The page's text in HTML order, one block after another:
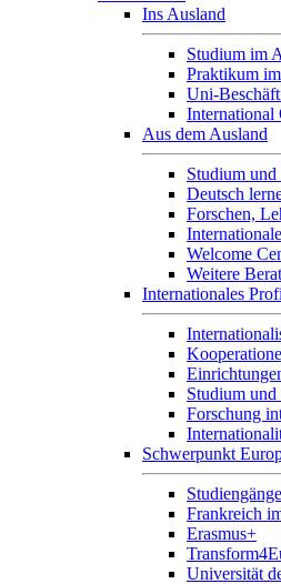
Ins Ausland
Studium im
Praktikum
Uni-
International
Aus dem Ausland
Studium
Deutsch
Forschen,
Welcome
Weitere
Internationales
Studium
Forschung
Schwerpunkt
Frankreich
Erasmus+
Universität